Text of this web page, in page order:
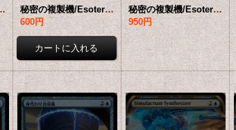
会員販売価格
【英語版】 [BIG-青MR]
秘密の複製機/Esoteric Duplicator 【日本語版】 [BIG-青MR]
600円
秘密の複製機/Esoteric Duplicator (ショーケース版) 【英語版】 [BIG-青MR]
950円